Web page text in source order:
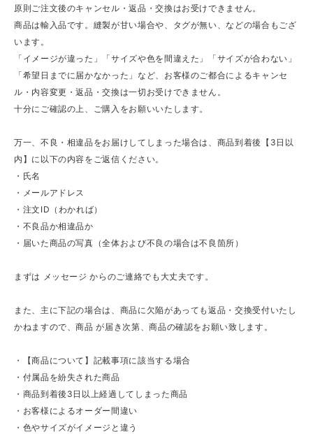
原則ご注文後のキャンセル・返品・交換はお受けできません。
商品は輸入品です。縫製が甘い場合や、タグが無い、などの場合もござ
います。
「イメージが違った」「サイズや色を間違えた」「サイズが合わない」
「希望日までに届かなかった」など、お客様のご都合によるキャンセ
ル・内容変更・返品・交換は一切お受けできません。
十分にご確認の上、ご購入をお願いいたします。
万一、不良・相違品をお届けしてしまった場合は、商品到着後【3日以
内】に以下の内容をご返信ください。
・氏名
・メールアドレス
・注文ID（わかれば）
・不良品か相違品か
・届いた商品の写真（全体および不良の場合は不良箇所）
まずは メッセージ からのご連絡でも大丈夫です。
また、主に下記の場合は、商品に欠陥があっても返品・交換受付いたし
かねますので、商品 が届き次第、商品の確認をお願い致します。
・【商品について】記載事項に該当する場合
・付属品を紛失された商品
・商品到着後3日以上経過してしまった商品
・お客様によるオーダー間違い
・色やサイズがイメージと違う